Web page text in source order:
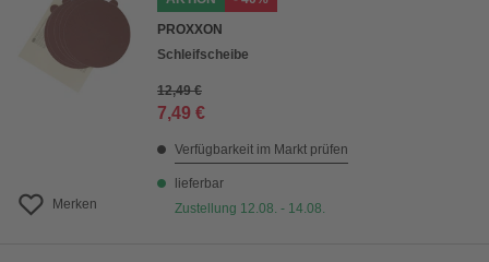
Merken
PROXXON
Schleifscheibe
12,49 €
7,49 €
Verfügbarkeit im Markt prüfen
lieferbar
Zustellung 12.08. - 14.08.